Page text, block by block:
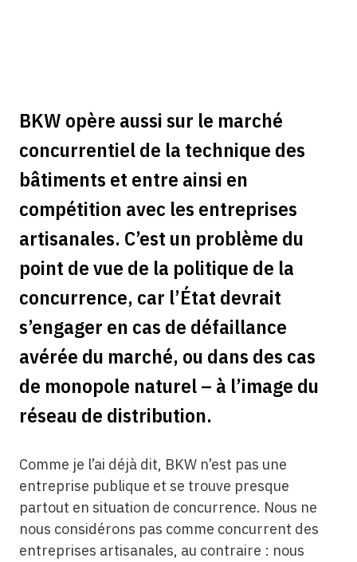
BKW opère aussi sur le marché
concurrentiel de la technique des
bâtiments et entre ainsi en
compétition avec les entreprises
artisanales. C’est un problème du
point de vue de la politique de la
concurrence, car l’État devrait
s’engager en cas de défaillance
avérée du marché, ou dans des cas
de monopole naturel – à l’image du
réseau de distribution.
Comme je l’ai déjà dit, BKW n’est pas une
entreprise publique et se trouve presque
partout en situation de concurrence. Nous ne
nous considérons pas comme concurrent des
entreprises artisanales, au contraire : nous